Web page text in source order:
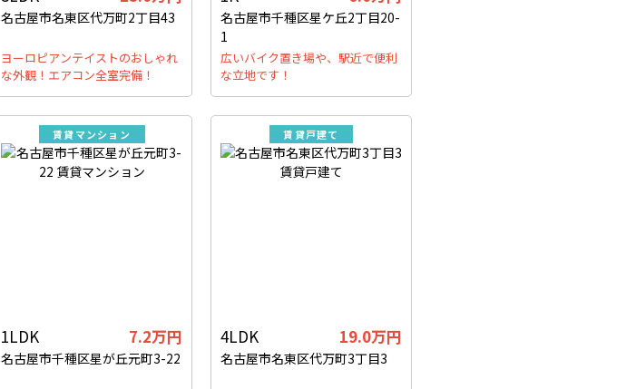
名古屋市名東区代万町2丁目43
ヨーロピアンテイストのおしゃれ
な外観！エアコン全室完備！
名古屋市千種区星ケ丘2丁目20-
1
広いバイク置き場や、駅近で便利
な立地です！
賃貸マンション
1LDK 7.2万円
名古屋市千種区星が丘元町3-22
賃貸戸建て
4LDK 19.0万円
名古屋市名東区代万町3丁目3